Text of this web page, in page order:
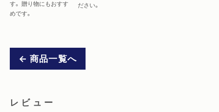
す。 贈り物にもおすす
めです。
ださい。
← 商品一覧へ
レビュー